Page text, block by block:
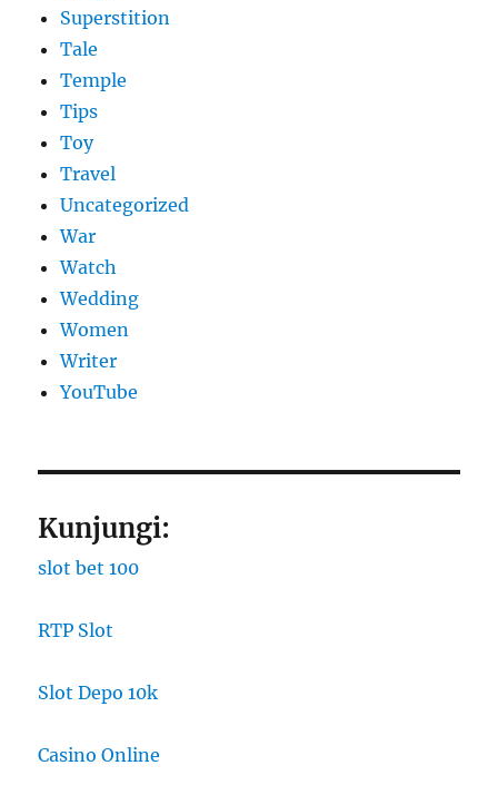
Superstition
Tale
Temple
Tips
Toy
Travel
Uncategorized
War
Watch
Wedding
Women
Writer
YouTube
Kunjungi:
slot bet 100
RTP Slot
Slot Depo 10k
Casino Online